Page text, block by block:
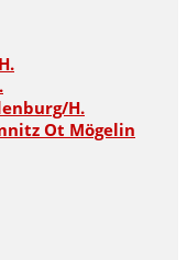
H.
Ot Mögelin